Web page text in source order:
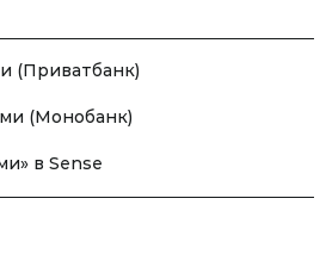
(Приватбанк)
(Монобанк)
в Sense